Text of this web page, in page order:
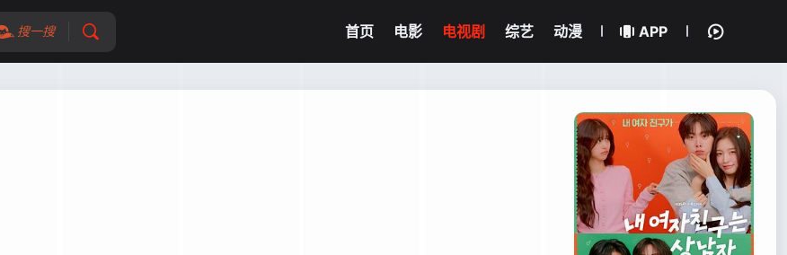
搜一搜 首页 电影 电视剧 综艺 动漫 APP